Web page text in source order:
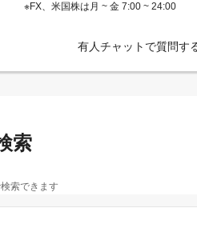
※FX、米国株は月 ~ 金 7:00 ~ 24:00
有人チャットで質問す
索
索できます